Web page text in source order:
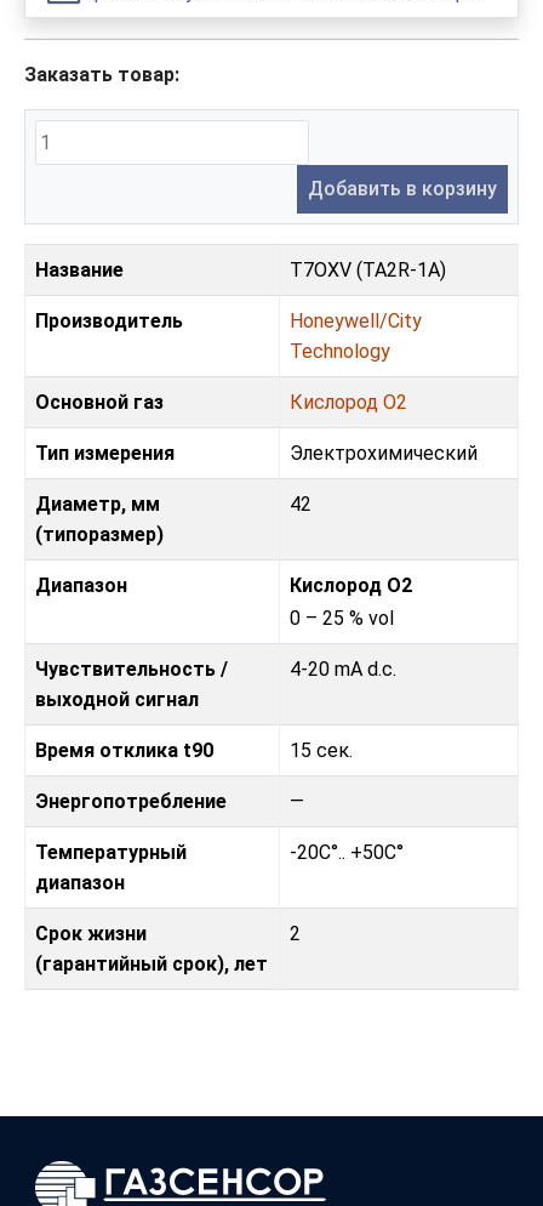
Заказать товар:
Добавить в корзину
Название T7OXV (TA2R-1A)
Производитель
Honeywell/City
Technology
Основной газ Кислород O2
Тип измерения Электрохимический
Диаметр, мм
(типоразмер)
42
Диапазон
Кислород O2
0 – 25 % vol
Чувствительность /
выходной сигнал
4-20 mA d.c.
Время отклика t90 15 сек.
Энергопотребление —
Температурный
диапазон
-20C°.. +50C°
Срок жизни
(гарантийный срок), лет
2